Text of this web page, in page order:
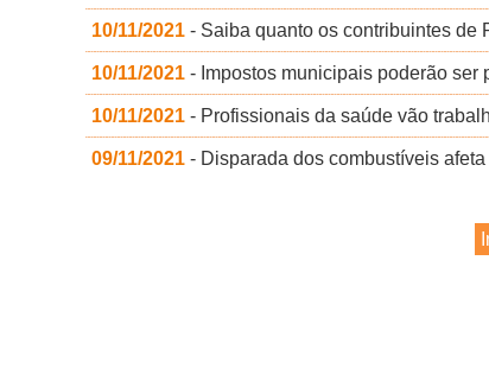
10/11/2021 - Saiba quanto os contribuintes de
10/11/2021 - Impostos municipais poderão ser
10/11/2021 - Profissionais da saúde vão
09/11/2021 - Disparada dos combustíveis